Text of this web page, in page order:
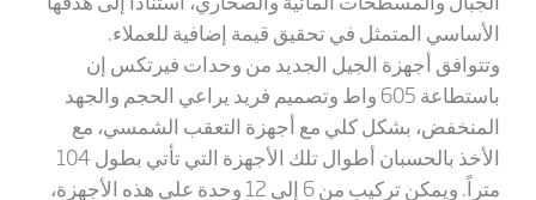
الأساسي المتمثل في تحقيق قيمة إضافية للعملاء.
وتتوافق أجهزة الجيل الجديد من وحدات فيرتكس إن
باستطاعة 605 واط وتصميم فريد يراعي الحجم والجهد
المنخفض، بشكل كلي مع أجهزة التعقب الشمسي، مع
الأخذ بالحسبان أطوال تلك الأجهزة التي تأتي بطول 104
متراً. ويمكن تركيب من 6 إلى 12 وحدة على هذه الأجهزة،